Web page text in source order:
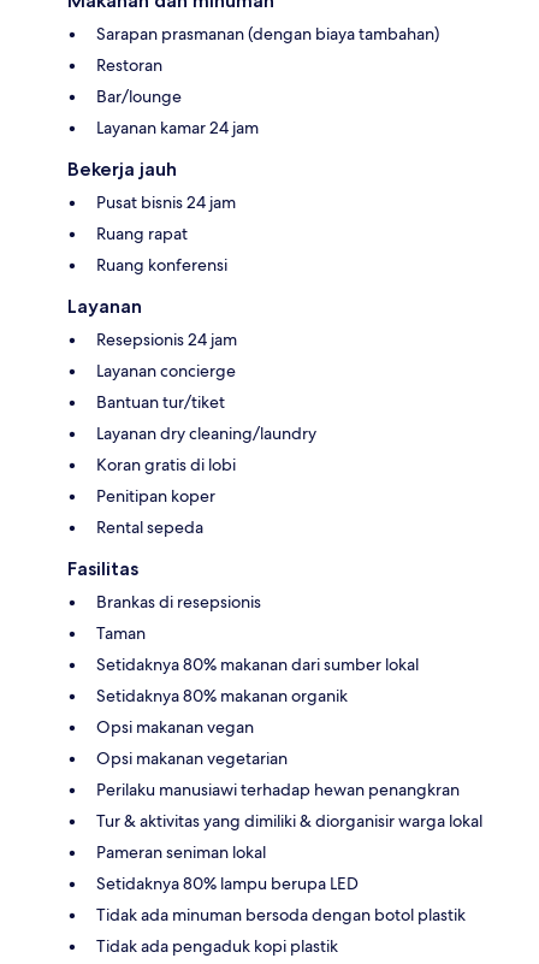
Sarapan prasmanan (dengan biaya tambahan)
Restoran
Bar/lounge
Layanan kamar 24 jam
Bekerja jauh
Pusat bisnis 24 jam
Ruang rapat
Ruang konferensi
Layanan
Resepsionis 24 jam
Layanan concierge
Bantuan tur/tiket
Layanan dry cleaning/laundry
Koran gratis di lobi
Penitipan koper
Rental sepeda
Fasilitas
Brankas di resepsionis
Taman
Setidaknya 80% makanan dari sumber lokal
Setidaknya 80% makanan organik
Opsi makanan vegan
Opsi makanan vegetarian
Perilaku manusiawi terhadap hewan penangkran
Tur & aktivitas yang dimiliki & diorganisir warga lokal
Pameran seniman lokal
Setidaknya 80% lampu berupa LED
Tidak ada minuman bersoda dengan botol plastik
Tidak ada pengaduk kopi plastik